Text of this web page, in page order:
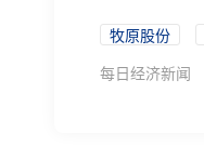
牧原股份
每日经济新闻